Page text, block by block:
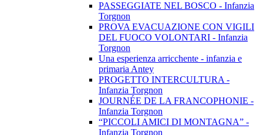
PASSEGGIATE NEL BOSCO - Infanzia
Torgnon
PROVA EVACUAZIONE CON VIGILI
DEL FUOCO VOLONTARI - Infanzia
Torgnon
Una esperienza arricchente - infanzia e
primaria Antey
PROGETTO INTERCULTURA -
Infanzia Torgnon
JOURNÉE DE LA FRANCOPHONIE -
Infanzia Torgnon
“PICCOLI AMICI DI MONTAGNA” -
Infanzia Torgnon